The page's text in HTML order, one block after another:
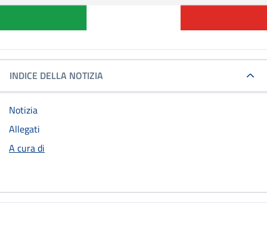
INDICE DELLA NOTIZIA
Notizia
Allegati
A cura di